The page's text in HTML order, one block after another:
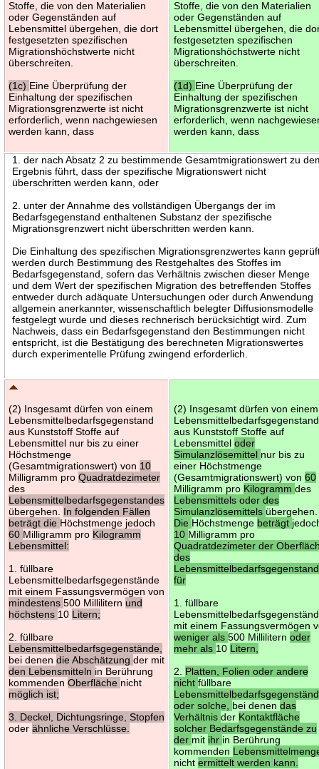
Stoffe, die von den Materialien
oder Gegenständen auf
Lebensmittel übergehen, die dort
festgesetzten spezifischen
Migrationshöchstwerte nicht
überschreiten.
(1c) Eine Überprüfung der
Einhaltung der spezifischen
Migrationsgrenzwerte ist nicht
erforderlich, wenn nachgewiesen
werden kann, dass
Stoffe, die von den Materialien
oder Gegenständen auf
Lebensmittel übergehen, die
festgesetzten spezifischen
Migrationshöchstwerte nicht
überschreiten.
(1d) Eine Überprüfung der
Einhaltung der spezifischen
Migrationsgrenzwerte ist nicht
erforderlich, wenn
werden kann, dass
1. der nach Absatz 2 zu bestimmende Gesamtmigrationswert zu
Ergebnis führt, dass der spezifische Migrationswert nicht
überschritten werden kann, oder
2. unter der Annahme des vollständigen Übergangs der im
Bedarfsgegenstand enthaltenen Substanz der spezifische
Migrationsgrenzwert nicht überschritten werden kann.
Die Einhaltung des spezifischen Migrationsgrenzwertes kann
werden durch Bestimmung des Restgehaltes des Stoffes im
Bedarfsgegenstand, sofern das Verhältnis zwischen dieser Menge
und dem Wert der spezifischen Migration des betreffenden Stoffes
entweder durch adäquate Untersuchungen oder durch Anwendung
allgemein anerkannter, wissenschaftlich belegter Diffusionsmodelle
festgelegt wurde und dieses rechnerisch berücksichtigt wird. Zum
Nachweis, dass ein Bedarfsgegenstand den Bestimmungen nicht
entspricht, ist die Bestätigung des berechneten Migrationswertes
durch experimentelle Prüfung zwingend erforderlich.
(2) Insgesamt dürfen von einem
Lebensmittelbedarfsgegenstand
aus Kunststoff Stoffe auf
Lebensmittel nur bis zu einer
Höchstmenge
(Gesamtmigrationswert) von 10
Milligramm proQuadratdezimeter
des
Lebensmittelbedarfsgegenstandes
übergehen. In folgenden Fällen
beträgt die Höchstmenge jedoch
60 Milligramm pro Kilogramm
Lebensmittel:
1. füllbare
Lebensmittelbedarfsgegenstände
mit einem Fassungsvermögen von
mindestens500 Millilitern und
höchstens 10 Litern;
2. füllbare
Lebensmittelbedarfsgegenstände,
bei denendie Abschätzungder mit
den Lebensmitteln in Berührung
kommendenOberfläche nicht
möglich ist;
3. Deckel, Dichtungsringe, Stopfen
oderähnliche Verschlüsse.
(2) Insgesamt dürfen von einem
Lebensmittelbedarfsgegenstand
aus Kunststoff Stoffe auf
Lebensmitteloder
Simulanzlösemittel nur bis zu
einer Höchstmenge
(Gesamtmigrationswert) von60
Milligramm pro Kilogrammdes
Lebensmittels oder des
Simulanzlösemittels übergehen.
Die Höchstmenge beträgt
10 Milligramm pro
Quadratdezimeter der
des
für
1. füllbare
mit einem Fassungsvermögen
weniger als500 Milliliternoder
mehr als 10 Litern,
2. Platten, Folien oder andere
nichtfüllbare
oder solche, bei denendas
Verhältnisder Kontaktfläche
solcher Bedarfsgegenstände zu
der mit ihr in Berührung
kommenden
nichtermittelt werden kann.